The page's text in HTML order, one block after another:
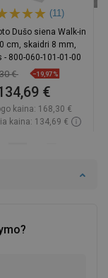
(11)
Dušo siena Walk-in
cm, skaidri 8 mm,
- 800-060-101-01-00
€ −19,97%
€
kaina: 168,30 €
kaina: 134,69 €